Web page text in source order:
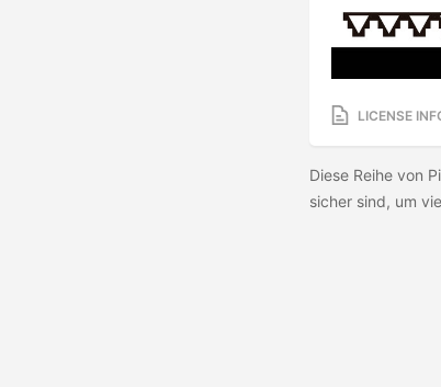
LICENSE
Diese Reihe von
sicher sind, um